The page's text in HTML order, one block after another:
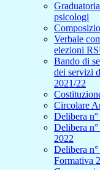
psicologi
Verbale
elezioni
Bando di
dei servizi
2021/22
Circolare
Delibera
Delibera
2022
Delibera
Formativa